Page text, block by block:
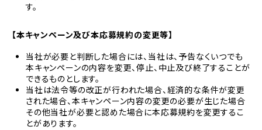
す。
【本キャンペーン及び本応募規約の変更等】
当社が必要と判断した場合には、当社は、予告なくいつでも
本キャンペーンの内容を変更、停止、中止及び終了することが
できるものとします。
当社は法令等の改正が行われた場合、経済的な条件が変更
された場合、本キャンペーン内容の変更の必要が生じた場合
その他当社が必要と認めた場合に本応募規約を変更するこ
とがあります。